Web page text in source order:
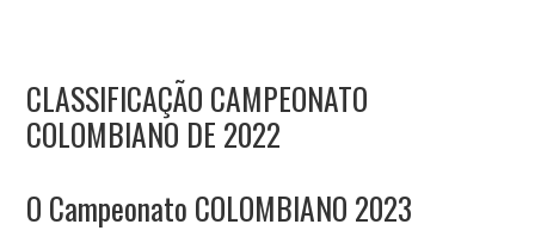
CLASSIFICAÇÃO CAMPEONATO
COLOMBIANO DE 2022
O Campeonato COLOMBIANO 2023